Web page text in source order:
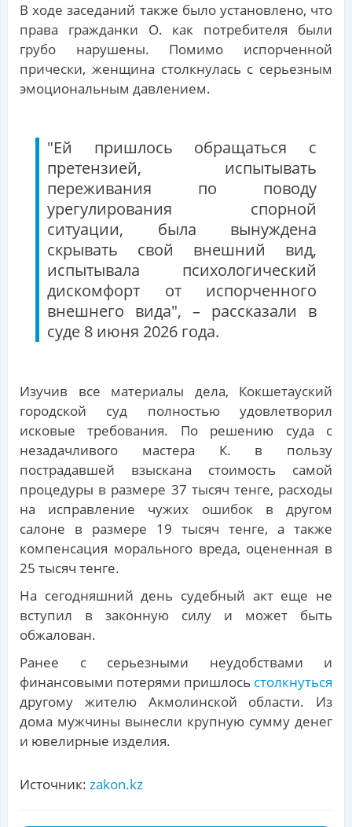
В ходе заседаний также было установлено, что
права гражданки О. как потребителя были
грубо нарушены. Помимо испорченной
прически, женщина столкнулась с серьезным
эмоциональным давлением.
"Ей пришлось обращаться с
претензией, испытывать
переживания по поводу
урегулирования спорной
ситуации, была вынуждена
скрывать свой внешний вид,
испытывала психологический
дискомфорт от испорченного
внешнего вида", – рассказали в
суде 8 июня 2026 года.
Изучив все материалы дела, Кокшетауский
городской суд полностью удовлетворил
исковые требования. По решению суда с
незадачливого мастера К. в пользу
пострадавшей взыскана стоимость самой
процедуры в размере 37 тысяч тенге, расходы
на исправление чужих ошибок в другом
салоне в размере 19 тысяч тенге, а также
компенсация морального вреда, оцененная в
25 тысяч тенге.
На сегодняшний день судебный акт еще не
вступил в законную силу и может быть
обжалован.
Ранее с серьезными неудобствами и
финансовыми потерями пришлось столкнуться
другому жителю Акмолинской области. Из
дома мужчины вынесли крупную сумму денег
и ювелирные изделия.
Источник: zakon.kz